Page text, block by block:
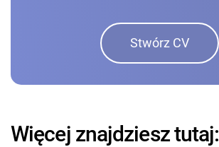
Stwórz CV
Więcej znajdziesz tutaj: